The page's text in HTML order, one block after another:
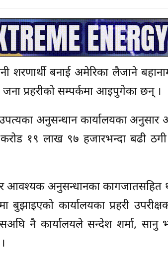
शरणार्थी बनाई अमेरिका लैजाने
प्रहरीको सम्पर्कमा आइपुगेका छन् ।
उपत्यका अनुसन्धान कार्यालयका
१९ लाख ९७ हजारभन्दा बढी ठगी
र आवश्यक अनुसन्धानका कागजातसहित
बुझाइएको कार्यालयका प्रहरी
नै कार्यालयले सन्देश शर्मा, सानु